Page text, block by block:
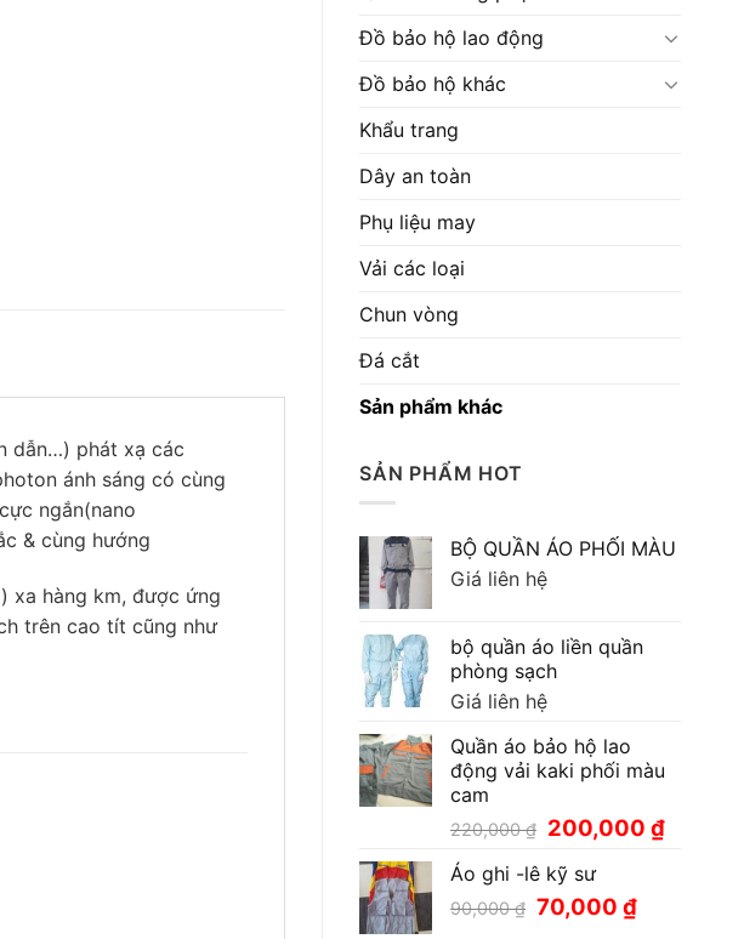
Đồ bảo hộ lao động
Đồ bảo hộ khác
Khẩu trang
Dây an toàn
Phụ liệu may
Vải các loại
Chun vòng
Đá cắt
Sản phẩm khác
SẢN PHẨM HOT
BỘ QUẦN ÁO PHỐI MÀU
Giá liên hệ
bộ quần áo liền quần
phòng sạch
Giá liên hệ
Quần áo bảo hộ lao
động vải kaki phối màu
cam
220,000₫ Giá
là:
220,000 ₫.
200,000₫Giá
Áo ghi -lê kỹ sư
90,000₫ Giá
70,000₫Giá
dẫn…) phát xạ các
ánh sáng có cùng
ngắn(nano
& cùng hướng
xa hàng km, được ứng
trên cao tít cũng như